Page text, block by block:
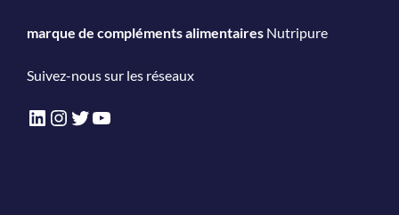
marque de compléments alimentaires Nutripure
Suivez-nous sur les réseaux
LinkedIn
Instagram
Twitter
YouTube